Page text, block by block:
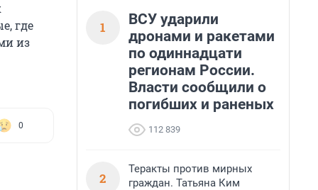
где
из
0
1
ВСУ ударили
дронами и ракетами
по одиннадцати
регионам России.
Власти сообщили о
погибших и раненых
112 839
2
Теракты против мирных
граждан. Татьяна Ким